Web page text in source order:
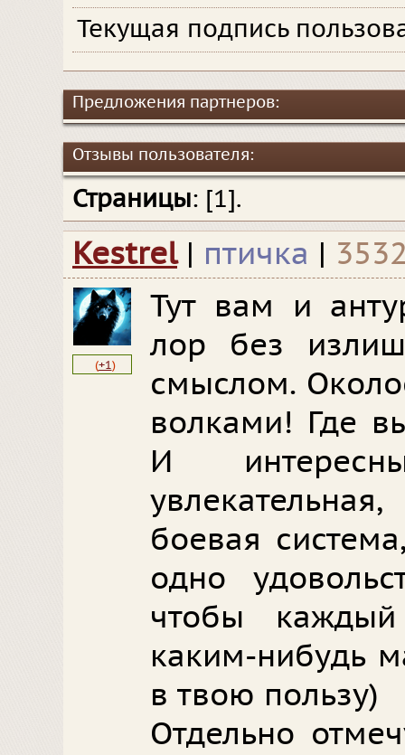
Текущая подпись
Предложения партнеров:
Отзывы пользователя:
Страницы: [1].
Kestrel | птичка |
(+1)
Тут вам и
лор без
смыслом.
волками! Где
И
боевая
одно
чтобы каждый
каким-нибудь
в твою пользу)
Отдельно